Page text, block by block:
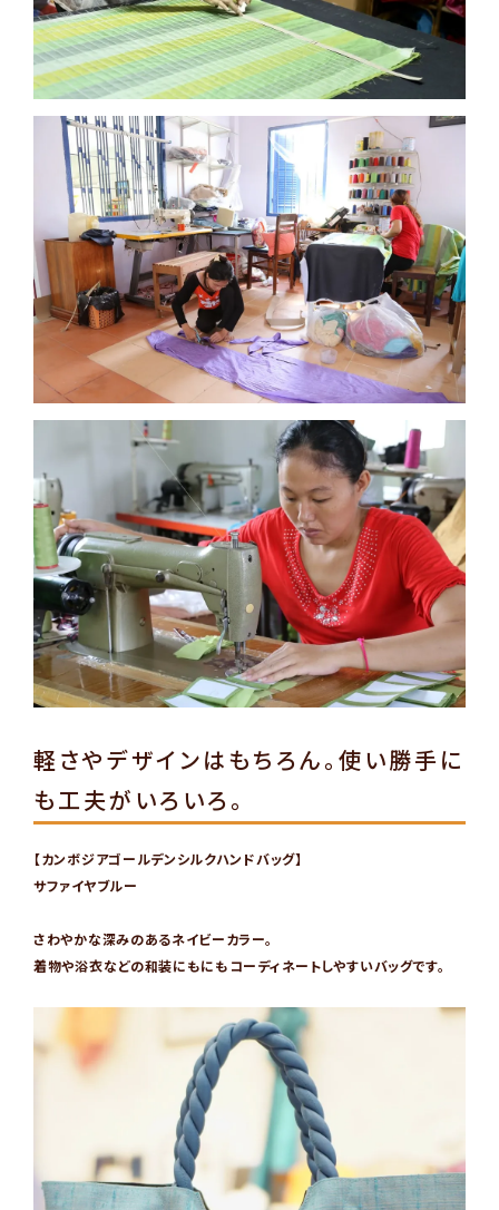
軽さやデザインはもちろん。使い勝手に
も工夫がいろいろ。
【カンボジアゴールデンシルクハンドバッグ】
サファイヤブルー
さわやかな深みのあるネイビーカラー。
着物や浴衣などの和装にもにもコーディネートしやすいバッグです。